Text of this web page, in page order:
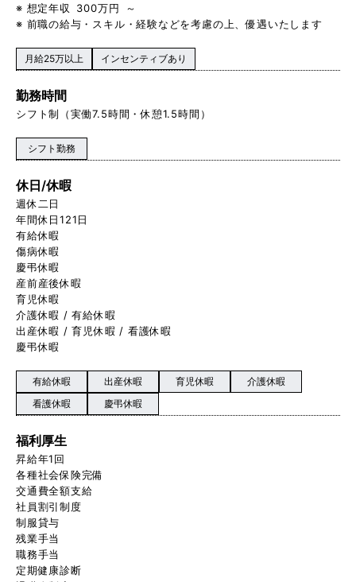
※ 想定年収 300万円 ～
※ 前職の給与・スキル・経験などを考慮の上、優遇いたします
月給25万以上 インセンティブあり
勤務時間
シフト制（実働7.5時間・休憩1.5時間）
シフト勤務
休日/休暇
週休二日
年間休日121日
有給休暇
傷病休暇
慶弔休暇
産前産後休暇
育児休暇
介護休暇 / 有給休暇
出産休暇 / 育児休暇 / 看護休暇
慶弔休暇
有給休暇 出産休暇 育児休暇
介護休暇
看護休暇
慶弔休暇
福利厚生
昇給年1回
各種社会保険完備
交通費全額支給
社員割引制度
制服貸与
残業手当
職務手当
定期健康診断